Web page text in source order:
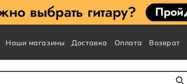
Наши магазины Доставка Оплата Возврат